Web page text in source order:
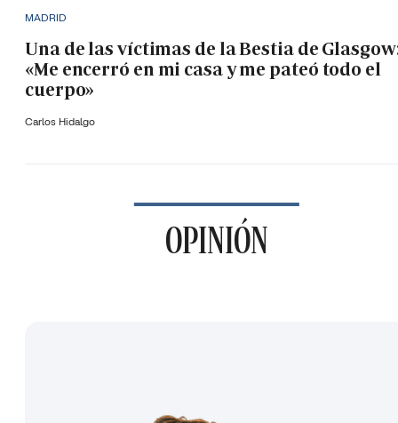
MADRID
Una de las víctimas de la Bestia de
«Me encerró en mi casa y me pateó todo el
cuerpo»
Carlos Hidalgo
OPINIÓN